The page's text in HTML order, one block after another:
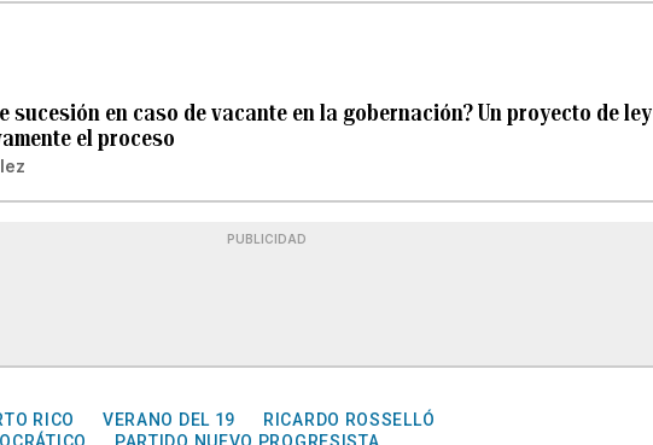
sucesión en caso de vacante en la gobernación? Un proyecto de ley
el proceso
PUBLICIDAD
RICO VERANO DEL 19
RICARDO ROSSELLÓ